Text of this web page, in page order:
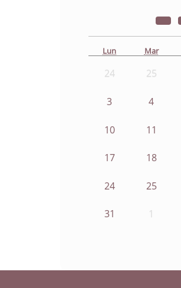
Lun Mar
24 25
3 4
10 11
17 18
24 25
31 1